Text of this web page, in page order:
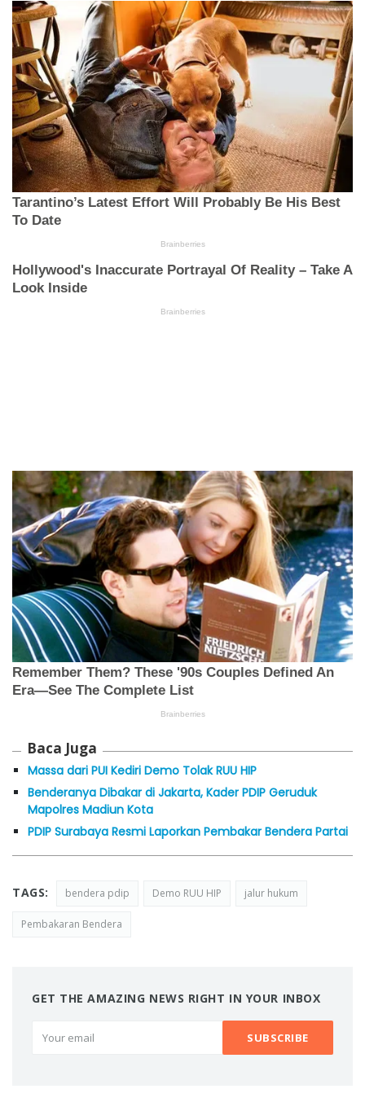
Baca Juga
Massa dari PUI Kediri Demo Tolak RUU HIP
Benderanya Dibakar di Jakarta, Kader PDIP Geruduk
Mapolres Madiun Kota
PDIP Surabaya Resmi Laporkan Pembakar Bendera Partai
TAGS: bendera pdip Demo RUU HIP jalur hukum
Pembakaran Bendera
GET THE AMAZING NEWS RIGHT IN YOUR INBOX